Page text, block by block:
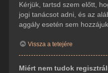
Kérjük, tartsd szem előtt,
jogi tanácsot adni, és az
aggály esetén sem
Vissza a tetejére
Miért nem tudok